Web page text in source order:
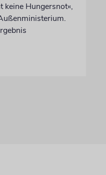
keine Hungersnot«,